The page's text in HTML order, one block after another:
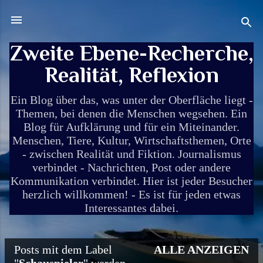
Zweite Ebene-Recherche,
Realität, Reflexion
Ein Blog über das, was unter der Oberfläche liegt -
Themen, bei denen die Menschen wegsehen. Ein
Blog für Aufklärung und für ein Miteinander.
Menschen, Tiere, Kultur, Wirtschaftsthemen, Orte
- zwischen Realität und Fiktion. Journalismus
verbindet - Nachrichten, Post oder andere
Kommunikation verbindet. Hier ist jeder Besucher
herzlich willkommen! - Es ist für jeden etwas
Interessantes dabei.
Posts mit dem Label
ALLE ANZEIGEN